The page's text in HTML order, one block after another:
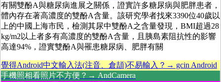
有關雙酚A與糖尿病進展之關係，證實許多糖尿病與肥胖患者，
體內存在著高濃度的雙酚A含量。該研究學者找來3390位40歲以
上的中國上海市民，檢測其尿中雙酚A之含量發現，BMI超過28
kg/m2以上者多有高濃度的雙酚A含量，且胰島素阻抗性的影響
高達94%，證實雙酚A與罹患糖尿病、肥胖有關
覺得Android中文輸入法(注音、倉頡)不易輸入？→ gcin Android
手機照相看照片不方便？→ AndCamera